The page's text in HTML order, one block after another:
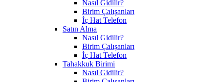
Nasıl Gidilir?
Birim Çalışanları
İç Hat Telefon
Satın Alma
Nasıl Gidilir?
Birim Çalışanları
İç Hat Telefon
Tahakkuk Birimi
Nasıl Gidilir?